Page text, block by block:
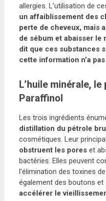
allergies. L’utilisation de
un affaiblissement des
perte de cheveux, mais
de sébum et abaisser le
dit que ces substances
cette information n’a
L’huile minérale,
Paraffinol
Les trois ingrédients
distillation du pétrole
cosmétiques. Leur
obstruent les pores et
bactéries. Elles peuvent
l’élimination des toxines
également des boutons
accélérer le